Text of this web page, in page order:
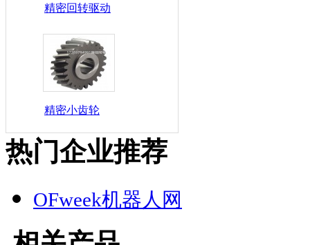
精密回转驱动
精密小齿轮
热门企业推荐
OFweek机器人网